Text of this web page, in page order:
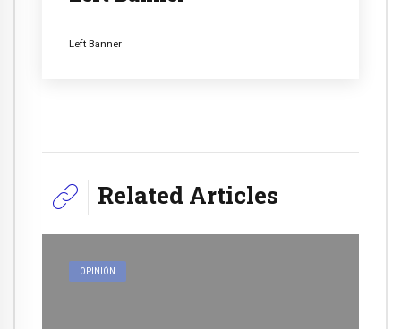
Left Banner
Related Articles
OPINIÓN